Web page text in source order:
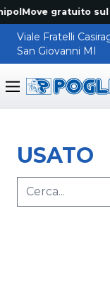
gratuito
Viale Fratelli
San Giovanni MI
USATO